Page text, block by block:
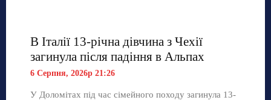
В Італії 13-річна дівчина з Чехії
загинула після падіння в Альпах
6 Серпня, 2026р 21:26
У Доломітах під час сімейного походу загинула 13-